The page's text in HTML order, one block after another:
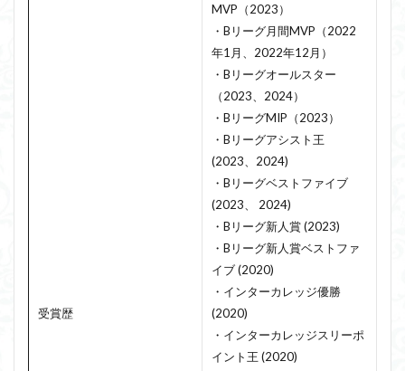
受賞歴
MVP（2023）
・Bリーグ月間MVP（2022
年1月、2022年12月）
・Bリーグオールスター
（2023、2024）
・BリーグMIP（2023）
・Bリーグアシスト王
(2023、2024)
・Bリーグベストファイブ
(2023、 2024)
・Bリーグ新人賞 (2023)
・Bリーグ新人賞ベストファ
イブ (2020)
・インターカレッジ優勝
(2020)
・インターカレッジスリーポ
イント王 (2020)